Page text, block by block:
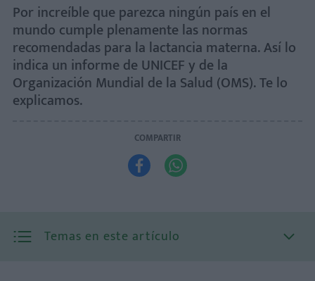
Por increíble que parezca ningún país en el
mundo cumple plenamente las normas
recomendadas para la lactancia materna. Así lo
indica un informe de UNICEF y de la
Organización Mundial de la Salud (OMS). Te lo
explicamos.
COMPARTIR
 
Temas en este artículo